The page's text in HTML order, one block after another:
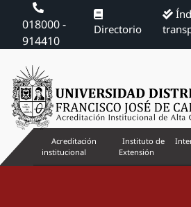
018000 -
914410
Directorio
Acreditación
institucional
Instituto de
Extensión